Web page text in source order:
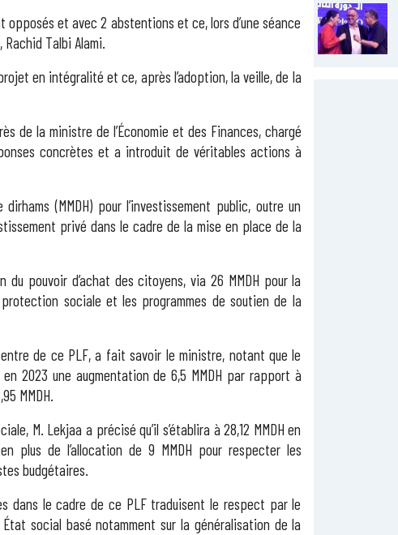
opposés et avec 2 abstentions et ce, lors d’une séance
Talbi Alami.
en intégralité et ce, après l’adoption, la veille, de la
de la ministre de l’Économie et des Finances, chargé
concrètes et a introduit de véritables actions à
(MMDH) pour l’investissement public, outre un
privé dans le cadre de la mise en place de la
pouvoir d’achat des citoyens, via 26 MMDH pour la
sociale et les programmes de soutien de la
de ce PLF, a fait savoir le ministre, notant que le
2023 une augmentation de 6,5 MMDH par rapport à
MMDH.
M. Lekjaa a précisé qu’il s’établira à 28,12 MMDH en
plus de l’allocation de 9 MMDH pour respecter les
budgétaires.
dans le cadre de ce PLF traduisent le respect par le
social basé notamment sur la généralisation de la